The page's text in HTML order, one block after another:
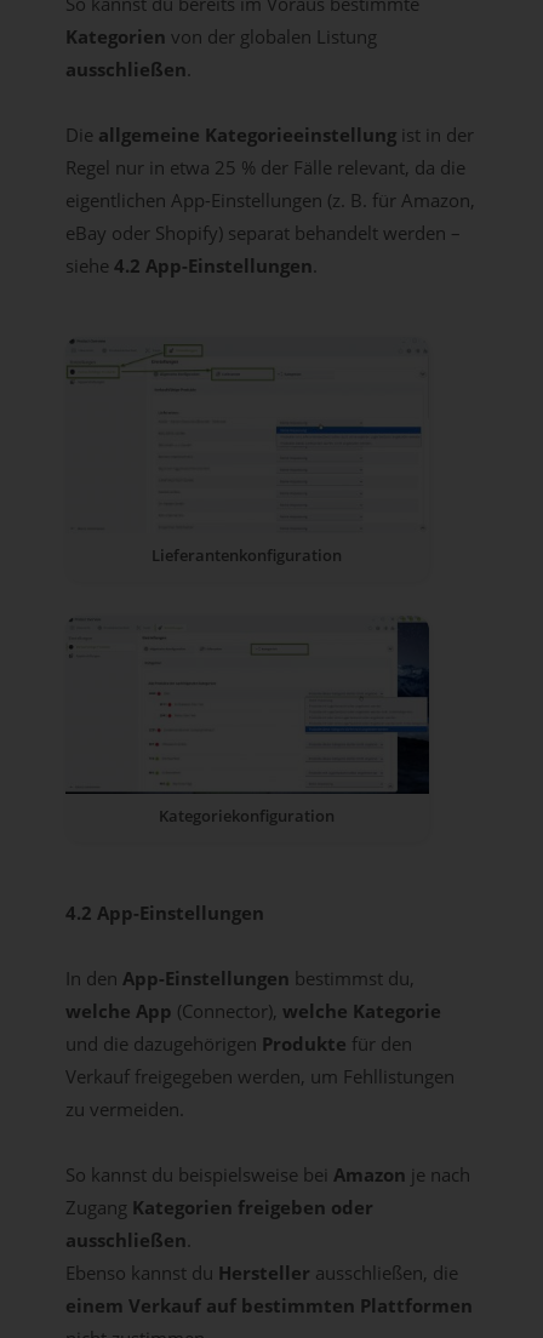
Kategorien von der globalen Listung
ausschließen.
Die allgemeine Kategorieeinstellungist in der
Regel nur in etwa 25 % der Fälle relevant, da die
eigentlichen App-Einstellungen (z. B. für Amazon,
eBay oder Shopify) separat behandelt werden –
siehe 4.2 App-Einstellungen.
Lieferantenkonfiguration
Kategoriekonfiguration
4.2 App-Einstellungen
In den App-Einstellungen bestimmst du,
welche App (Connector), welche Kategorie
und die dazugehörigen Produkte für den
Verkauf freigegeben werden, um Fehllistungen
zu vermeiden.
So kannst du beispielsweise bei Amazon je nach
Zugang Kategorien freigeben oder
ausschließen.
Ebenso kannst du Hersteller ausschließen, die
einem Verkauf auf bestimmten Plattformen